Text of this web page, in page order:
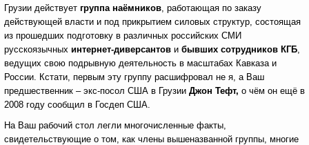
Грузии действует группа наёмников, работающая по заказу
действующей власти и под прикрытием силовых структур, состоящая
из прошедших подготовку в различных российских СМИ
русскоязычных интернет-диверсантов и бывших сотрудников КГБ,
ведущих свою подрывную деятельность в масштабах Кавказа и
России. Кстати, первым эту группу расшифровал не я, а Ваш
предшественник – экс-посол США в Грузии Джон Тефт, о чём он ещё в
2008 году сообщил в Госдеп США.
На Ваш рабочий стол легли многочисленные факты,
свидетельствующие о том, как члены вышеназванной группы, многие